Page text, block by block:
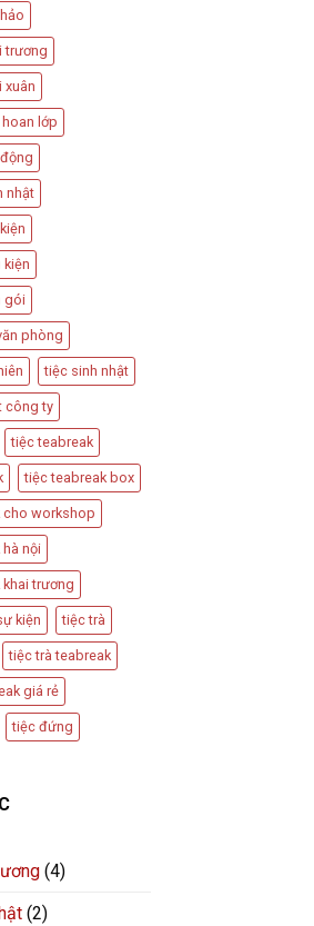
trương
xuân
lớp
nhật
gói
phòng
tiệc sinh nhật
công ty
tiệc teabreak
tiệc teabreak box
cho workshop
nội
trương
kiện tiệc trà
tiệc trà teabreak
giá rẻ
tiệc đứng
(4)
(2)